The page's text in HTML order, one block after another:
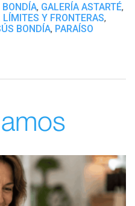
, GALERÍA ASTARTÉ,
Y FRONTERAS,
BONDÍA, PARAÍSO